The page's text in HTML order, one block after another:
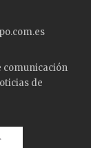
comunicación
de